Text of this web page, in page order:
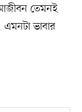
তেমনই
এমনটা ভাবার